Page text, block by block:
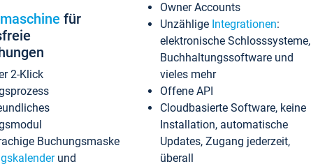
für
2-Klick
Buchungsmaske
und
Owner Accounts
Unzählige Integrationen:
elektronische Schlosssysteme,
Buchhaltungssoftware und
vieles mehr
Offene API
Cloudbasierte Software, keine
Installation, automatische
Updates, Zugang jederzeit,
überall